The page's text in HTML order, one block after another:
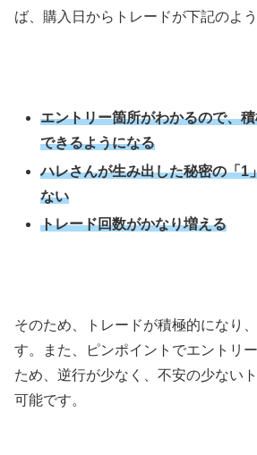
ば、購入日からトレードが下記のよ
エントリー箇所がわかるので、
できるようになる
ハレさんが生み出した秘密の「1
ない
トレード回数がかなり増える
そのため、トレードが積極的になり
す。また、ピンポイントでエントリ
ため、逆行が少なく、不安の少ない
可能です。